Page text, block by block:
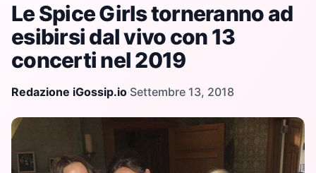
Le Spice Girls torneranno ad
esibirsi dal vivo con 13
concerti nel 2019
Redazione iGossip.io·Settembre 13, 2018